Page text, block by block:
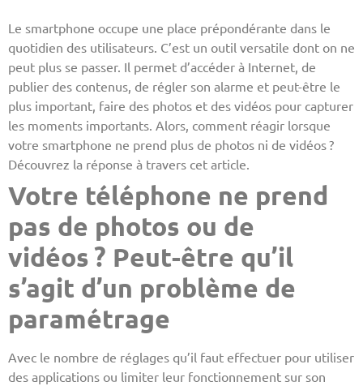
Le smartphone occupe une place prépondérante dans le
quotidien des utilisateurs. C’est un outil versatile dont on ne
peut plus se passer. Il permet d’accéder à Internet, de
publier des contenus, de régler son alarme et peut-être le
plus important, faire des photos et des vidéos pour capturer
les moments importants. Alors, comment réagir lorsque
votre smartphone ne prend plus de photos ni de vidéos ?
Découvrez la réponse à travers cet article.
Votre téléphone ne prend
pas de photos ou de
vidéos ? Peut-être qu’il
s’agit d’un problème de
paramétrage
Avec le nombre de réglages qu’il faut effectuer pour utiliser
des applications ou limiter leur fonctionnement sur son